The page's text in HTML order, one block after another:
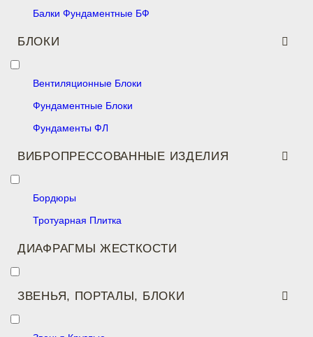
Балки Фундаментные БФ
БЛОКИ
Вентиляционные Блоки
Фундаментные Блоки
Фундаменты ФЛ
ВИБРОПРЕССОВАННЫЕ ИЗДЕЛИЯ
Бордюры
Тротуарная Плитка
ДИАФРАГМЫ ЖЕСТКОСТИ
ЗВЕНЬЯ, ПОРТАЛЫ, БЛОКИ